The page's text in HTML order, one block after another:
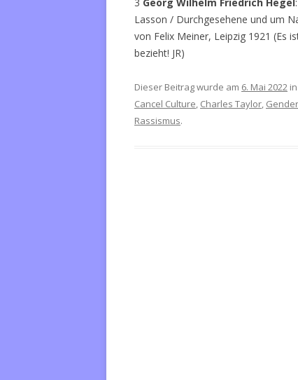
Lasson / Durchgesehene und um
von Felix Meiner, Leipzig 1921 (Es
bezieht! JR)
Dieser Beitrag wurde am 6. Mai 2022 in
Cancel Culture, Charles Taylor, Gender
Rassismus.